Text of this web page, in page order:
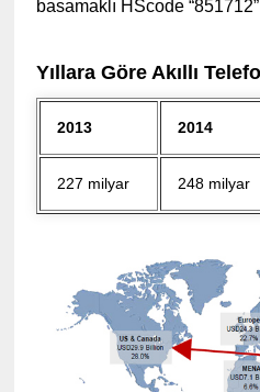
basamaklı HScode “851712”
Yıllara Göre Akıllı
2013 2014
227 milyar 248 milyar